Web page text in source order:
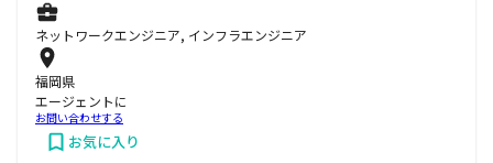
ネットワークエンジニア, インフラエンジニア
福岡県
エージェントに
お問い合わせする
お気に入り